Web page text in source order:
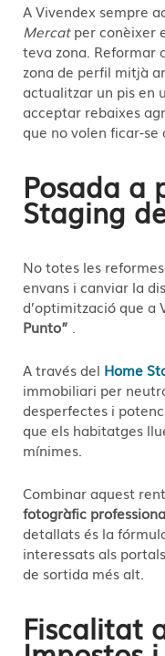
A Vivendex sempre
Mercatper conèixer
teva zona. Reformar
zona de perfil mitjà
actualitzar un pis en
acceptar rebaixes
que no volen ficar-se
Posada a
Staging
No totes les
envans i canviar la
d’optimització que a
Punto” .
A través del Home
immobiliari per
desperfectes i
que els habitatges
mínimes.
Combinar aquest
fotogràfic
detallats és la
interessats als
de sortida més alt.
Fiscalitat